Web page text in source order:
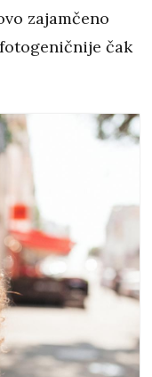
zajamčeno
čak